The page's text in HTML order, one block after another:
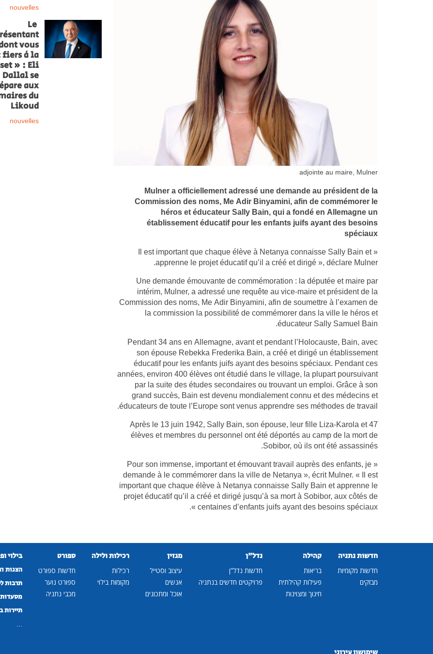
adjointe au maire, Mulner
Mulner a officiellement adressé une demande au président de la
Commission des noms, Me Adir Binyamini, afin de commémorer le
héros et éducateur Sally Bain, qui a fondé en Allemagne un
établissement éducatif pour les enfants juifs ayant des besoins
spéciaux
« Il est important que chaque élève à Netanya connaisse Sally Bain et
apprenne le projet éducatif qu’il a créé et dirigé », déclare Mulner.
Une demande émouvante de commémoration : la députée et maire par
intérim, Mulner, a adressé une requête au vice-maire et président de la
Commission des noms, Me Adir Binyamini, afin de soumettre à l’examen de
la commission la possibilité de commémorer dans la ville le héros et
éducateur Sally Samuel Bain.
Pendant 34 ans en Allemagne, avant et pendant l’Holocauste, Bain, avec
son épouse Rebekka Frederika Bain, a créé et dirigé un établissement
éducatif pour les enfants juifs ayant des besoins spéciaux. Pendant ces
années, environ 400 élèves ont étudié dans le village, la plupart poursuivant
par la suite des études secondaires ou trouvant un emploi. Grâce à son
grand succès, Bain est devenu mondialement connu et des médecins et
éducateurs de toute l’Europe sont venus apprendre ses méthodes de travail.
Après le 13 juin 1942, Sally Bain, son épouse, leur fille Liza-Karola et 47
élèves et membres du personnel ont été déportés au camp de la mort de
Sobibor, où ils ont été assassinés.
« Pour son immense, important et émouvant travail auprès des enfants, je
demande à le commémorer dans la ville de Netanya », écrit Mulner. « Il est
important que chaque élève à Netanya connaisse Sally Bain et apprenne le
projet éducatif qu’il a créé et dirigé jusqu’à sa mort à Sobibor, aux côtés de
centaines d’enfants juifs ayant des besoins spéciaux ».
nouvelles
Le
vous
fiers à la
» : Eli
Dallal se
aux
du
Likoud
nouvelles
חדשות נתניה
חדשות מקומיות
מבזקים
קהילה
בריאות
פעילות קהילתית
חינוך ומצוינות
נדל"ן
חדשות נדל"ן
פרויקטים חדשים בנתניה
מגזין
עיצוב וסטייל
אנשים
אוכל ומתכונים
רכילות ולילה
רכילות
מקומות בילוי
ספורט
חדשות ספורט
ספורט נוער
מכבי נתניה
בילוי
הצגות
תרבות
תיירות
...